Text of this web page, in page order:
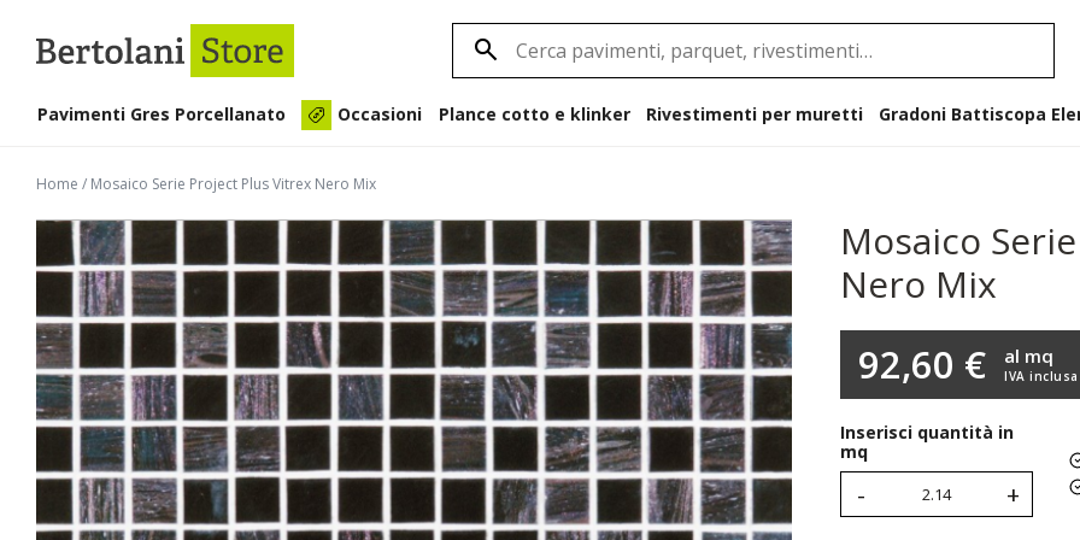
Pavimenti Gres Porcellanato Occasioni Plance cotto e klinker Rivestimenti per muretti
Home / Mosaico Serie Project Plus Vitrex Nero Mix
Mosaico
Nero Mix
92,60 € IVA inclusa
al mq
Inserisci quantità in
mq
- +